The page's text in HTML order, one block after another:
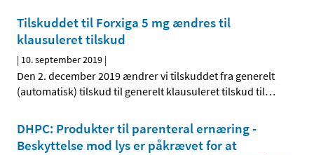
Tilskuddet til Forxiga 5 mg ændres til
klausuleret tilskud
| 10. september 2019 |
Den 2. december 2019 ændrer vi tilskuddet fra generelt
(automatisk) tilskud til generelt klausuleret tilskud til…
DHPC: Produkter til parenteral ernæring -
Beskyttelse mod lys er påkrævet for at